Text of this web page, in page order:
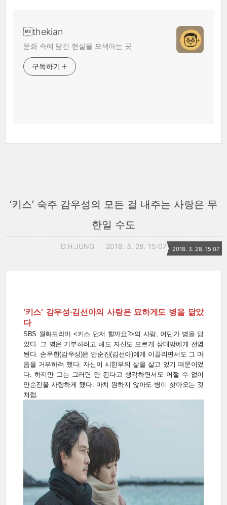
thekian
문화 속에 담긴 현실을 모색하는 곳
구독하기
‘키스’ 숙주 감우성의 모든 걸 내주는 사랑은 무
한일 수도
D.H.JUNG 2018. 3. 28. 15:07 2018. 3. 28. 15:07
'키스' 감우성·김선아의 사랑은 묘하게도 병을 닮았
다
SBS 월화드라마 <키스 먼저 할까요?>의 사랑, 어딘가 병을 닮
았다. 그 병은 거부하려고 해도 자신도 모르게 상대방에게 전염
된다. 손무한(감우성)은 안순진(김선아)에게 이끌리면서도 그 마
음을 거부하려 했다. 자신이 시한부의 삶을 살고 있기 때문이었
다. 하지만 그는 그러면 안 된다고 생각하면서도 어쩔 수 없이
안순진을 사랑하게 됐다. 마치 원하지 않아도 병이 찾아오는 것
처럼.